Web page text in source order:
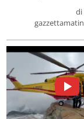
di
gazzettamatin